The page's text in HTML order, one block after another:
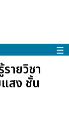
☰
ายวิชา
แสง ชั้น